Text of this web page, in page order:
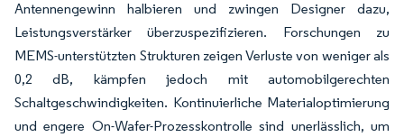
Antennengewinn halbieren und zwingen Designer dazu,
Leistungsverstärker überzuspezifizieren. Forschungen zu
MEMS-unterstützten Strukturen zeigen Verluste von weniger als
0,2 dB, kämpfen jedoch mit automobilgerechten
Schaltgeschwindigkeiten. Kontinuierliche Materialoptimierung
und engere On-Wafer-Prozesskontrolle sind unerlässlich, um